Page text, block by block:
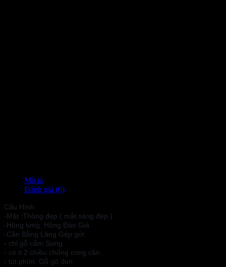
Mô tả
Đánh giá (0)
Cấu Hình
-Mặt :Thông đẹp ( mắt sáng đẹp )
-Hông lưng: Hồng Đào Già
-Cần Bằng Lăng Gép gót
- chỉ gỗ cẩm Sừng
- có ti 2 chiều chống cong cần
- tút phím: Gỗ gõ đen